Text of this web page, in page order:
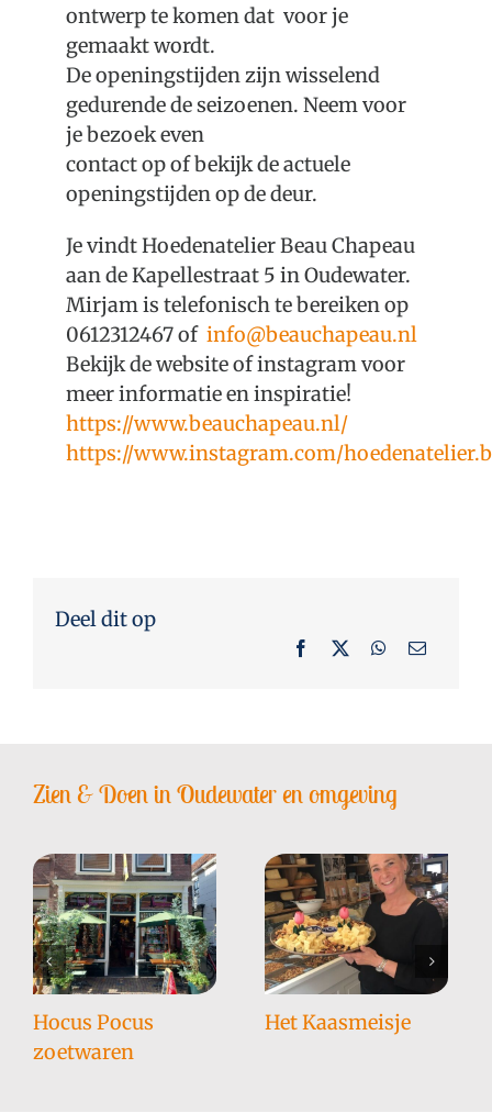
ontwerp te komen dat voor je
gemaakt wordt.
De openingstijden zijn wisselend
gedurende de seizoenen. Neem voor
je bezoek even
contact op of bekijk de actuele
openingstijden op de deur.
Je vindt Hoedenatelier Beau Chapeau
aan de Kapellestraat 5 in Oudewater.
Mirjam is telefonisch te bereiken op
0612312467 of info@beauchapeau.nl
Bekijk de website of instagram voor
meer informatie en inspiratie!
https://www.beauchapeau.nl/
https://www.instagram.com/
Deel dit op
Zien & Doen in Oudewater en omgeving
Hocus Pocus
zoetwaren
Het Kaasmeisje